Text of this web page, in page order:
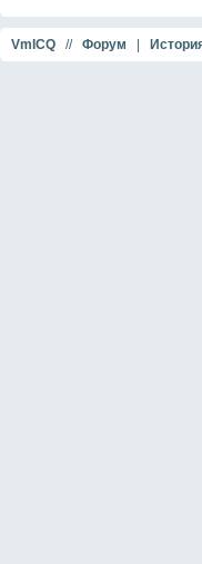
VmICQ // Форум